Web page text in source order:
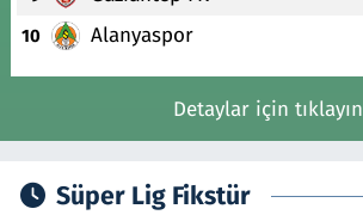
10 Alanyaspor
Detaylar için tıklayın
Süper Lig Fikstür